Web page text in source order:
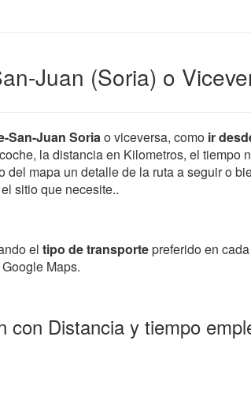
Juan (Soria) o
San-Juan Soriao viceversa, como ir
la distancia en Kilometros, el tiempo
mapa un detalle de la ruta a seguir o
el sitio que necesite..
el tipo de transportepreferido en
Maps.
con Distancia y tiempo